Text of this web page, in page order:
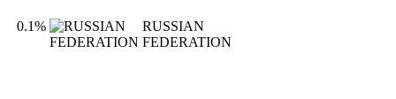
0.1%
RUSSIAN
FEDERATION